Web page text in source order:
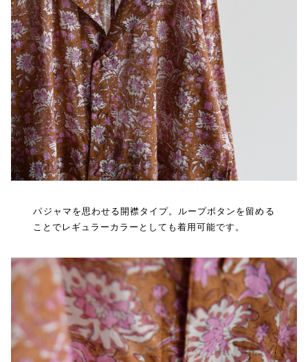
パジャマを思わせる開襟タイプ。ループボタンを留める
ことでレギュラーカラーとしても着用可能です。